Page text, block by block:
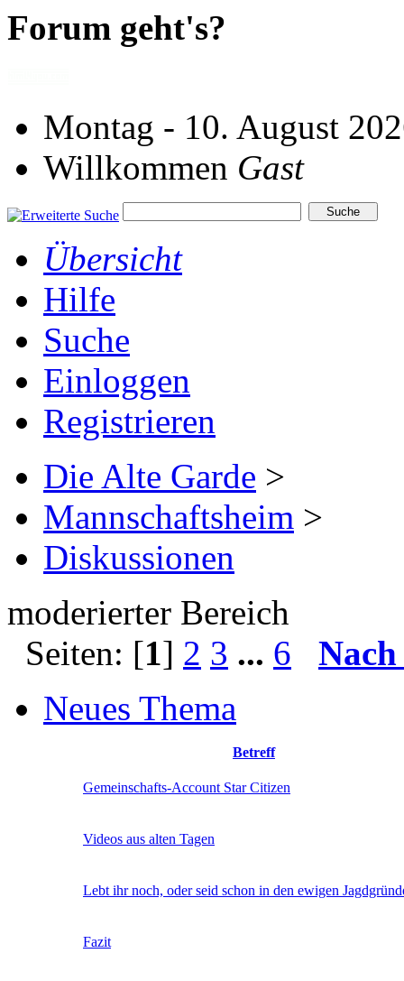
Forum geht's?
Montag - 10. August
Willkommen Gast
Übersicht
Hilfe
Suche
Einloggen
Registrieren
Die Alte Garde >
Mannschaftsheim >
Diskussionen
moderierter Bereich
Seiten: [1] 2 3 ... 6
Neues Thema
Betreff
Gemeinschafts-Account Star Citizen
Videos aus alten Tagen
Lebt ihr noch, oder seid schon in den ewigen
Fazit